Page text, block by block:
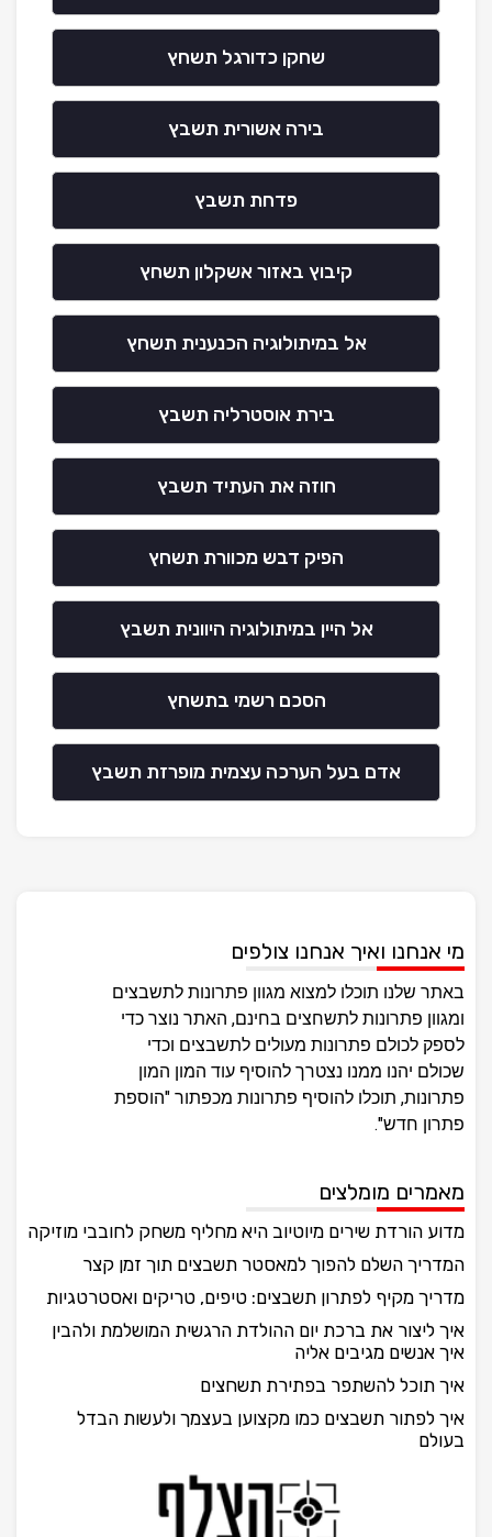
שחקן כדורגל תשחץ
בירה אשורית תשבץ
פדחת תשבץ
קיבוץ באזור אשקלון תשחץ
אל במיתולוגיה הכנענית תשחץ
בירת אוסטרליה תשבץ
חוזה את העתיד תשבץ
הפיק דבש מכוורת תשחץ
אל היין במיתולוגיה היוונית תשבץ
הסכם רשמי בתשחץ
אדם בעל הערכה עצמית מופרזת תשבץ
מי אנחנו ואיך אנחנו צולפים
באתר שלנו תוכלו למצוא מגוון פתרונות לתשבצים
ומגוון פתרונות לתשחצים בחינם, האתר נוצר כדי
לספק לכולם פתרונות מעולים לתשבצים וכדי
שכולם יהנו ממנו נצטרך להוסיף עוד המון המון
פתרונות, תוכלו להוסיף פתרונות מכפתור "הוספת
פתרון חדש".
מאמרים מומלצים
מדוע הורדת שירים מיוטיוב היא מחליף משחק לחובבי מוזיקה
המדריך השלם להפוך למאסטר תשבצים תוך זמן קצר
מדריך מקיף לפתרון תשבצים: טיפים, טריקים ואסטרטגיות
איך ליצור את ברכת יום ההולדת הרגשית המושלמת ולהבין
איך אנשים מגיבים אליה
איך תוכל להשתפר בפתירת תשחצים
איך לפתור תשבצים כמו מקצוען בעצמך ולעשות הבדל
בעולם